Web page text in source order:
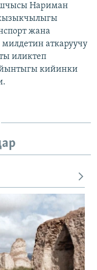
Нариман
жана
аткаруучу
иликтеп
кийинки